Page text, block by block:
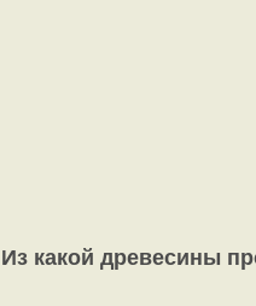
Из какой древесины